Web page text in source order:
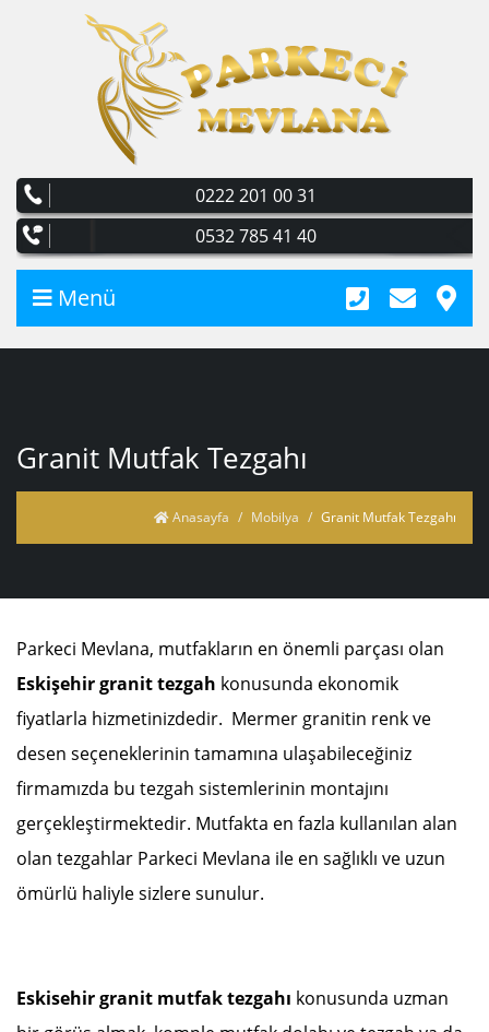
0222 201 00 31
0532 785 41 40
Menü
Granit Mutfak Tezgahı
Anasayfa Mobilya Granit Mutfak Tezgahı
Parkeci Mevlana, mutfakların en önemli parçası olan
Eskişehir granit tezgah konusunda ekonomik
fiyatlarla hizmetinizdedir. Mermer granitin renk ve
desen seçeneklerinin tamamına ulaşabileceğiniz
firmamızda bu tezgah sistemlerinin montajını
gerçekleştirmektedir. Mutfakta en fazla kullanılan alan
olan tezgahlar Parkeci Mevlana ile en sağlıklı ve uzun
ömürlü haliyle sizlere sunulur.
Eskisehir granit mutfak tezgahı konusunda uzman